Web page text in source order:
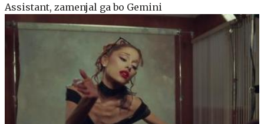
Assistant, zamenjal ga bo Gemini